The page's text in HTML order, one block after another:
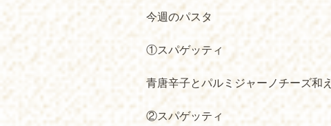
今週のパスタ
①スパゲッティ
青唐辛子とパルミジャーノチーズ和え
②スパゲッティ